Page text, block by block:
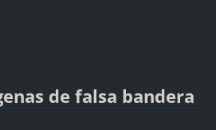
de falsa bandera